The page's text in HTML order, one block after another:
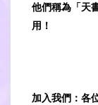
他們稱為「天
用！
加入我們：各